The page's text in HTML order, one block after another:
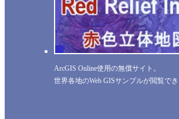
ArcGIS Online使用の無償サイト。
世界各地のWeb GISサンプルが閲覧でき